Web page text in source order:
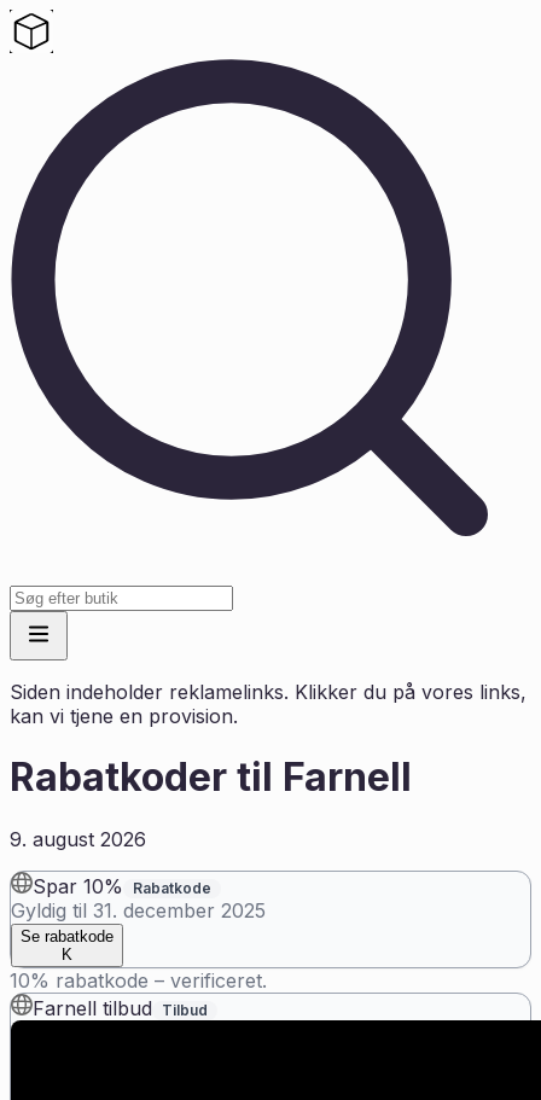
Siden indeholder reklamelinks. Klikker du på vores links,
kan vi tjene en provision.
Rabatkoder til Farnell
9. august 2026
Spar 10%
Rabatkode
Gyldig til 31. december 2025
Se rabatkode
K
10% rabatkode – verificeret.
Farnell tilbud Tilbud